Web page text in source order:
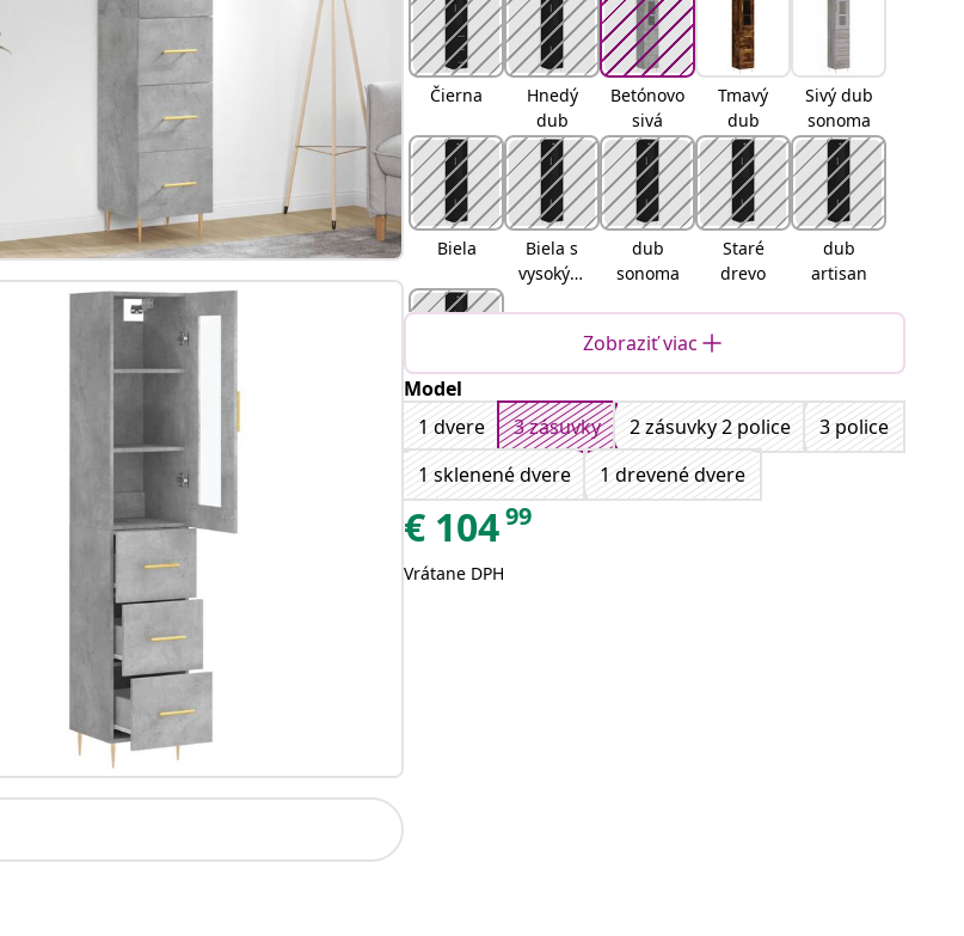
Čierna
Hnedý
dub
Betónovo
sivá
Tmavý
dub
Sivý dub
sonoma
Biela
Biela s
vysokým
dub
sonoma
Staré
drevo
dub
artisan
Čierny
dub
Zobraziť viac
Model
1 dvere
3 zásuvky 2 zásuvky 2 police
3 police
1 sklenené dvere
1 drevené dvere
€ 10499
Vrátane DPH